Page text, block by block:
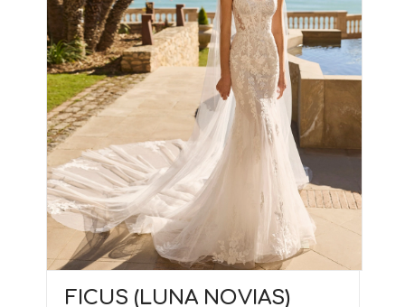
FICUS (LUNA NOVIAS)